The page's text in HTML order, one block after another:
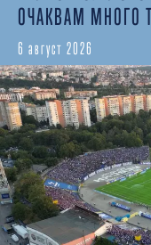
ОЧАКВАМ МНОГО
6 август 2026